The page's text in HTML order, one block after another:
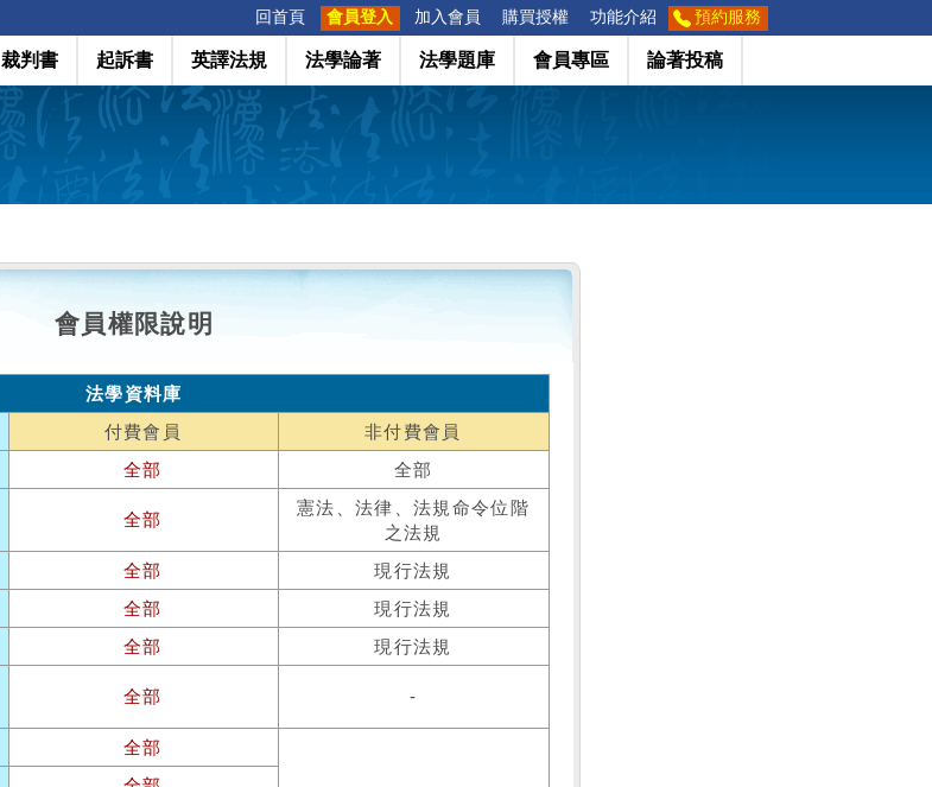
回首頁 會員登入 加入會員 購買授權 功能介紹 預約服務
裁判書 起訴書 英譯法規 法學論著 法學題庫 會員專區 論著投稿
會員權限說明
法學資料庫
付費會員
非付費會員
全部 全部
全部
憲法、法律、法規命令位階
之法規
全部
現行法規
全部
現行法規
全部
現行法規
全部 -
全部